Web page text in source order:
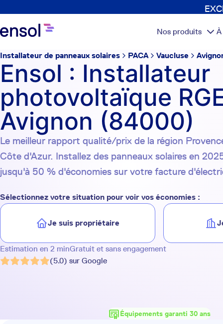
Nos produits
Installateur de panneaux solaires PACA Vaucluse
Ensol : Installateur
photovoltaïque
Avignon (84000)
Le meilleur rapport qualité/prix de la région
Côte d'Azur. Installez des panneaux solaires en
jusqu'à 50 % d'économies sur votre facture
Sélectionnez votre situation pour voir vos économies :
Je suis propriétaire
Estimation en 2 minGratuit et sans engagement
(5.0) sur Google
Équipements garanti 30 ans